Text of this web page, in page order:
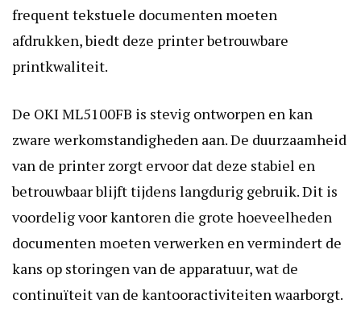
frequent tekstuele documenten moeten
afdrukken, biedt deze printer betrouwbare
printkwaliteit.
De OKI ML5100FB is stevig ontworpen en kan
zware werkomstandigheden aan. De duurzaamheid
van de printer zorgt ervoor dat deze stabiel en
betrouwbaar blijft tijdens langdurig gebruik. Dit is
voordelig voor kantoren die grote hoeveelheden
documenten moeten verwerken en vermindert de
kans op storingen van de apparatuur, wat de
continuïteit van de kantooractiviteiten waarborgt.